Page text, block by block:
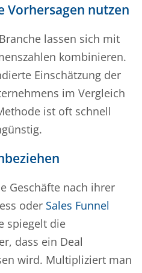
Vorhersagen nutzen
lassen sich mit
kombinieren.
Einschätzung der
im Vergleich
ist oft schnell
Geschäfte nach ihrer
oder Sales Funnel
spiegelt die
dass ein Deal
wird. Multipliziert man